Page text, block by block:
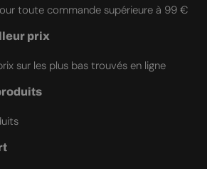
toute commande supérieure à 99 €
prix
sur les plus bas trouvés en ligne